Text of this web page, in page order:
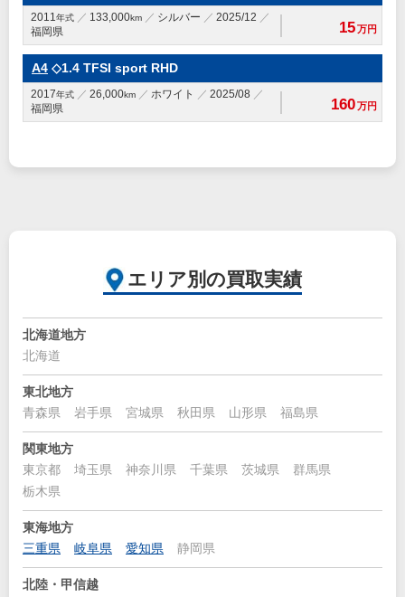
2011年式 133,000km シルバー
2025/12
福岡県
15万円
A4 ◇1.4 TFSI sport RHD
2017年式 26,000km ホワイト
2025/08
福岡県
160万円
エリア別の買取実績
北海道地方
北海道
東北地方
青森県
岩手県 宮城県 秋田県 山形県 福島県
関東地方
東京都
埼玉県 神奈川県 千葉県 茨城県
群馬県
栃木県
東海地方
三重県
岐阜県 愛知県 静岡県
北陸・甲信越